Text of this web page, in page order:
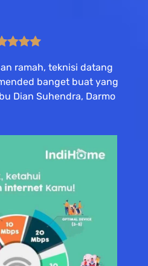
ramah, teknisi datang
banget buat yang
Dian Suhendra, Darmo